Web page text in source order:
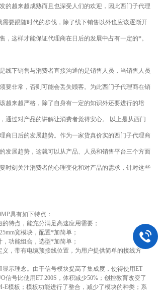
的越来越成熟而且也深受人们的欢迎，因此西门子代理
要跟随时代的步伐，除了线下销售以外也应该逐渐开
，这样才能保证代理商在日后的发展中占有一定的*。
线下销售与消费者直接沟通的是销售人员，当销售人员
要非常，否则可能会丢失顾客。为此西门子代理商在销
越来越严格，除了自身有一定的知识外还要进行的培
通过对产品的讲解让消费者觉得安心。 以上是从西门
商日后的发展趋势。作为一家货真价实的西门子代理商
发展趋势，这就可以从产品、人员和销售平台三个方面
时刻关注消费者的心理变化和对产品的需求，针对这些
具有如下特点：
特点，能充分满足高速应用需要；
宽模块，配置*加简单；
功能组合，选型*加简单；
义，带有电缆预接线位置，为用户提供简单的接线方
示理念。 由于信号模块提高了集成度，使得使用ET
信号比使用ET 200S，体积减少50%；创控教育改变了
E模板；模板功能进行了整合，减少了模块的种类；系